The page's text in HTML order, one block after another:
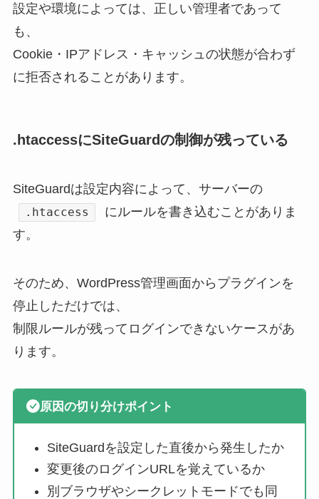
設定や環境によっては、正しい管理者であって
も、
Cookie・IPアドレス・キャッシュの状態が合わず
に拒否されることがあります。
.htaccessにSiteGuardの制御が残っている
SiteGuardは設定内容によって、サーバーの
.htaccess
にルールを書き込むことがありま
す。
そのため、WordPress管理画面からプラグインを
停止しただけでは、
制限ルールが残ってログインできないケースがあ
ります。
原因の切り分けポイント
SiteGuardを設定した直後から発生したか
変更後のログインURLを覚えているか
別ブラウザやシークレットモードでも同